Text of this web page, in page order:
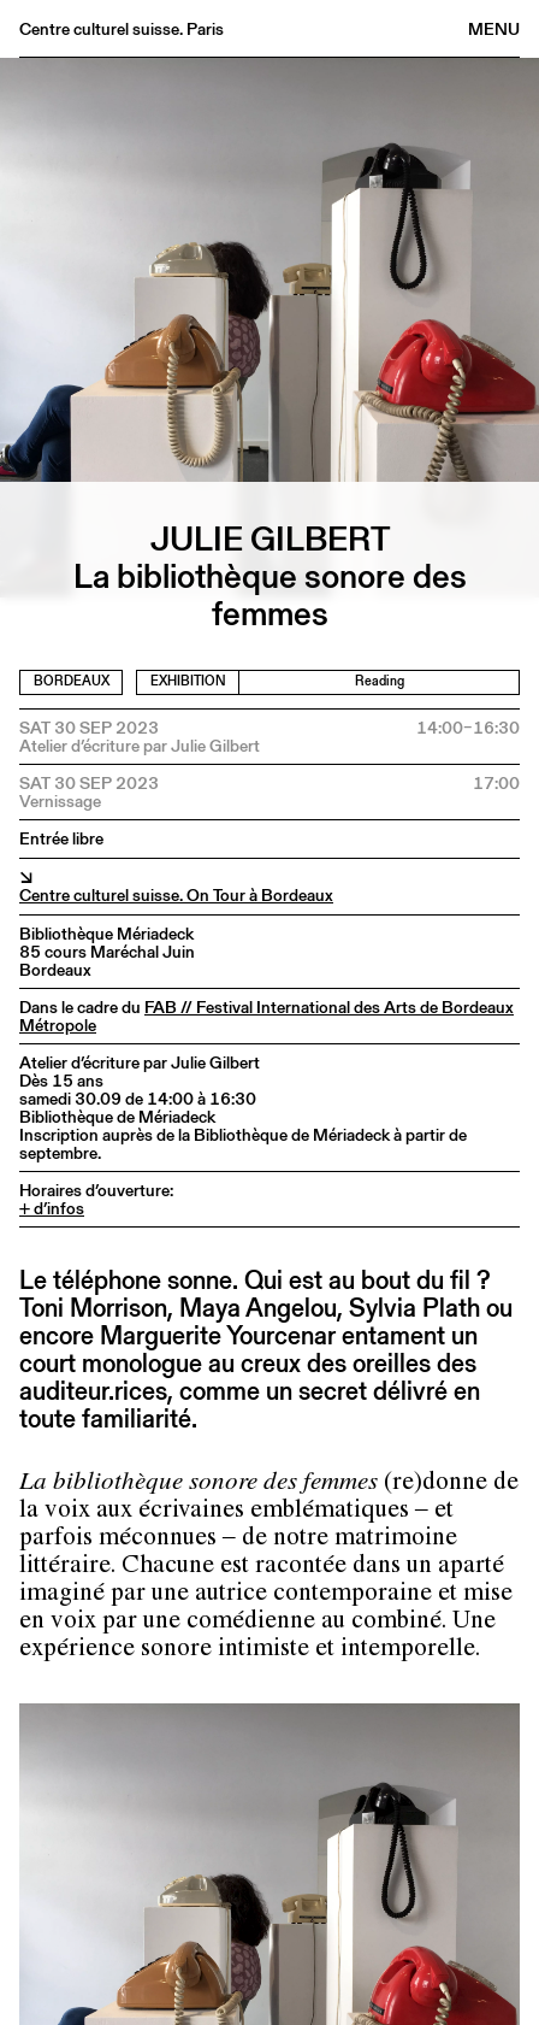
MENU
Centre culturel suisse. Paris
JULIE GILBERT
La bibliothèque sonore des
femmes
BORDEAUX EXHIBITION Reading
SAT 30 SEP 2023 14:00–16:30
SAT 30 SEP 2023 17:00
Entrée libre
↘
Centre culturel suisse. On Tour à Bordeaux
Bibliothèque Mériadeck
85 cours Maréchal Juin
Bordeaux
Dans le cadre du FAB // Festival International des Arts de Bordeaux
Métropole
Atelier d’écriture par Julie Gilbert
Dès 15 ans
samedi 30.09 de 14:00 à 16:30
Bibliothèque de Mériadeck
Inscription auprès de la Bibliothèque de Mériadeck à partir de
septembre.
Horaires d’ouverture:
+ d’infos
Le téléphone sonne. Qui est au bout du fil ?
Toni Morrison, Maya Angelou, Sylvia Plath ou
encore Marguerite Yourcenar entament un
court monologue au creux des oreilles des
auditeur.rices, comme un secret délivré en
toute familiarité.
La bibliothèque sonore des femmes (re)donne de
la voix aux écrivaines emblématiques ‒ et
parfois méconnues ‒ de notre matrimoine
littéraire. Chacune est racontée dans un aparté
imaginé par une autrice contemporaine et mise
en voix par une comédienne au combiné. Une
expérience sonore intimiste et intemporelle.